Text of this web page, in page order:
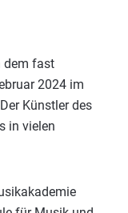
dem fast
2024 im
Künstler des
in vielen